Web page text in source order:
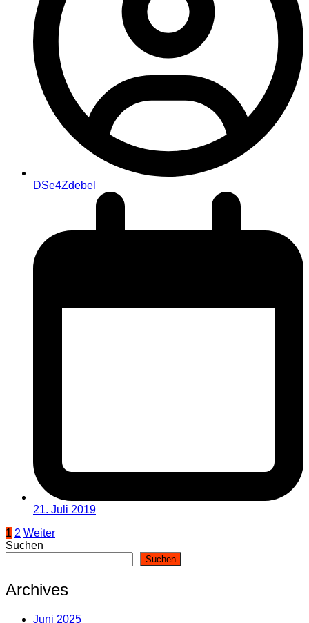
DSe4Zdebel
21. Juli 2019
Seitennummerierung
der
1 2 Weiter
Suchen
Suchen
Archives
Juni 2025